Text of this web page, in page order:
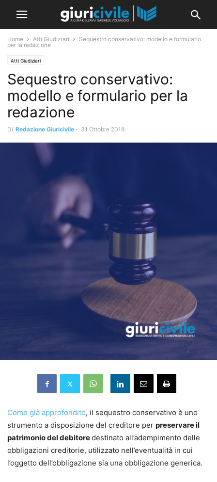
Home Atti Giudiziari
Sequestro conservativo: modello e formulario
per la redazione
Atti Giudiziari
Sequestro conservativo:
modello e formulario per la
redazione
Di Redazione Giuricivile - 31 Ottobre 2018
Come già approfondito, il sequestro conservativo è uno
strumento a disposizione del creditore per preservare il
patrimonio del debitoredestinato all’adempimento delle
obbligazioni creditorie, utilizzato nell’eventualità in cui
l’oggetto dell’obbligazione sia una obbligazione generica.